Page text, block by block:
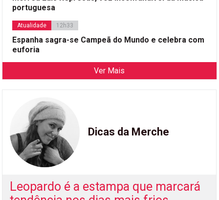
portuguesa
Atualidade 12h33
Espanha sagra-se Campeã do Mundo e celebra com
euforia
Ver Mais
Dicas da Merche
Leopardo é a estampa que marcará